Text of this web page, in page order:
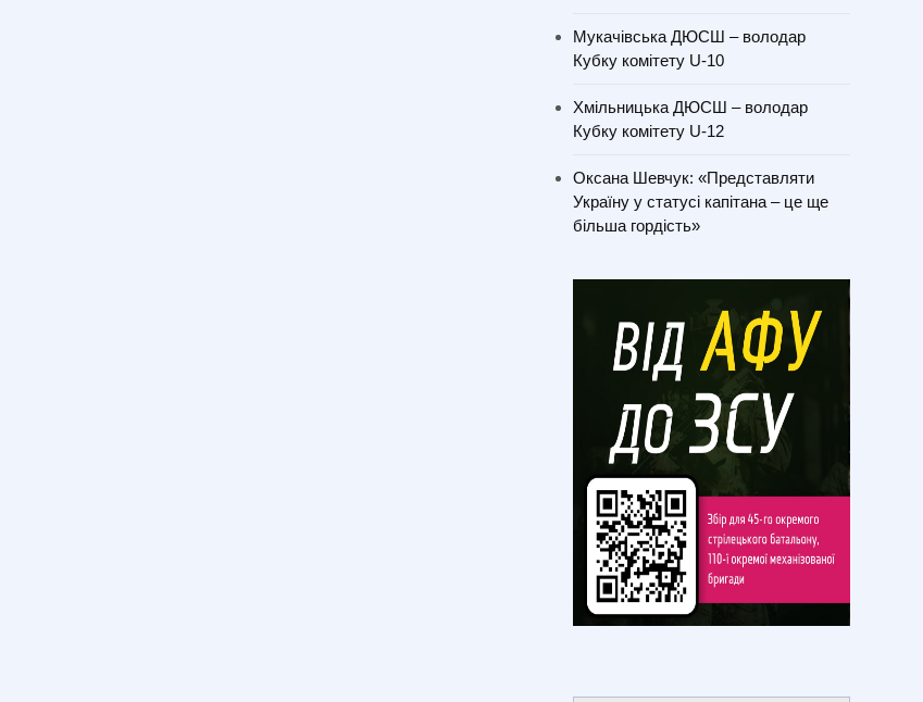
Мукачівська ДЮСШ – володар
Кубку комітету U-10
Хмільницька ДЮСШ – володар
Кубку комітету U-12
Оксана Шевчук: «Представляти
Україну у статусі капітана – це ще
більша гордість»